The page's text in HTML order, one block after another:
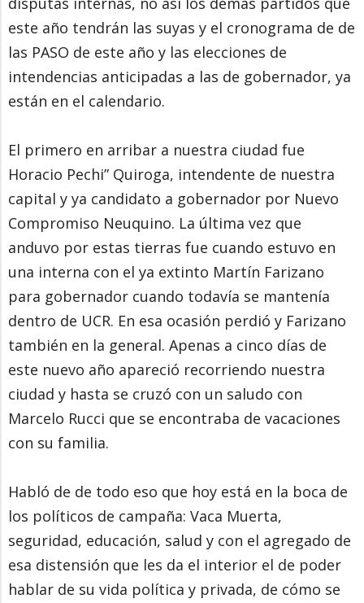
este año tendrán las suyas y el cronograma de de
las PASO de este año y las elecciones de
intendencias anticipadas a las de gobernador, ya
están en el calendario.
El primero en arribar a nuestra ciudad fue
Horacio Pechi” Quiroga, intendente de nuestra
capital y ya candidato a gobernador por Nuevo
Compromiso Neuquino. La última vez que
anduvo por estas tierras fue cuando estuvo en
una interna con el ya extinto Martín Farizano
para gobernador cuando todavía se mantenía
dentro de UCR. En esa ocasión perdió y Farizano
también en la general. Apenas a cinco días de
este nuevo año apareció recorriendo nuestra
ciudad y hasta se cruzó con un saludo con
Marcelo Rucci que se encontraba de vacaciones
con su familia.
Habló de de todo eso que hoy está en la boca de
los políticos de campaña: Vaca Muerta,
seguridad, educación, salud y con el agregado de
esa distensión que les da el interior el de poder
hablar de su vida política y privada, de cómo se